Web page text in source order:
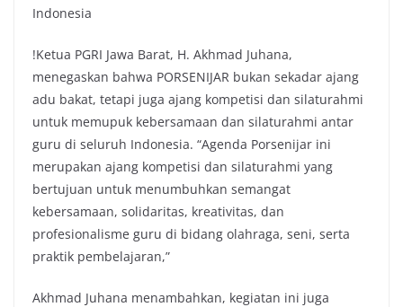
Indonesia
!​Ketua PGRI Jawa Barat, H. Akhmad Juhana,
menegaskan bahwa PORSENIJAR bukan sekadar ajang
adu bakat, tetapi juga ajang kompetisi dan silaturahmi
untuk memupuk kebersamaan dan silaturahmi antar
guru di seluruh Indonesia. “Agenda Porsenijar ini
merupakan ajang kompetisi dan silaturahmi yang
bertujuan untuk menumbuhkan semangat
kebersamaan, solidaritas, kreativitas, dan
profesionalisme guru di bidang olahraga, seni, serta
praktik pembelajaran,”
Akhmad Juhana menambahkan, kegiatan ini juga